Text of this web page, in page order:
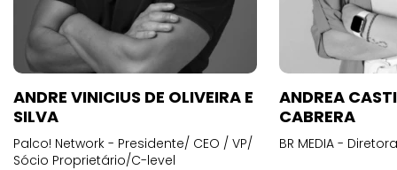
ANDRE VINICIUS DE OLIVEIRA E
SILVA
Palco! Network - Presidente/ CEO / VP/
Sócio Proprietário/C-level
ANDREA
CABRERA
BR MEDIA -